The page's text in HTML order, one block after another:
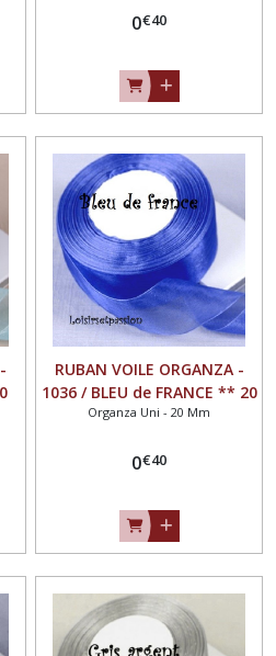
0€40
RUBAN VOILE ORGANZA -
1036 / BLEU de FRANCE ** 20
mm ** Vendu au mètre -
Organza Uni - 20 Mm
0€40